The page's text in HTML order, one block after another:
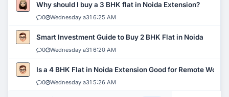
Why should I buy a 3 BHK flat in Noida Extension?
0 Wednesday a31 6:25 AM
Smart Investment Guide to Buy 2 BHK Flat in Noida
0 Wednesday a31 6:20 AM
Is a 4 BHK Flat in Noida Extension Good for Remote Work?
0 Wednesday a31 5:26 AM